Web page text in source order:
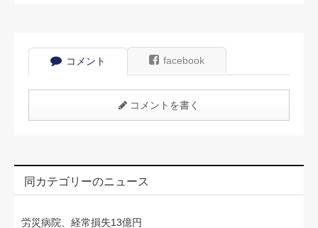
コメント facebook
コメントを書く
同カテゴリーのニュース
労災病院、経常損失13億円